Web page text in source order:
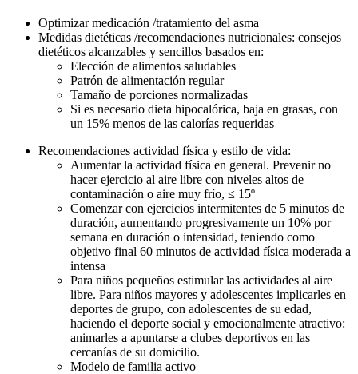
Optimizar medicación /tratamiento del asma
Medidas dietéticas /recomendaciones nutricionales: consejos
dietéticos alcanzables y sencillos basados en:
Elección de alimentos saludables
Patrón de alimentación regular
Tamaño de porciones normalizadas
Si es necesario dieta hipocalórica, baja en grasas, con
un 15% menos de las calorías requeridas
Recomendaciones actividad física y estilo de vida:
Aumentar la actividad física en general. Prevenir no
hacer ejercicio al aire libre con niveles altos de
contaminación o aire muy frío, ≤ 15º
Comenzar con ejercicios intermitentes de 5 minutos de
duración, aumentando progresivamente un 10% por
semana en duración o intensidad, teniendo como
objetivo final 60 minutos de actividad física moderada a
intensa
Para niños pequeños estimular las actividades al aire
libre. Para niños mayores y adolescentes implicarles en
deportes de grupo, con adolescentes de su edad,
haciendo el deporte social y emocionalmente atractivo:
animarles a apuntarse a clubes deportivos en las
cercanías de su domicilio.
Modelo de familia activo